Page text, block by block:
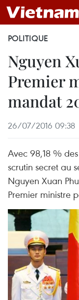
POLITIQUE
Nguyen
Premier
mandat
26/07/2016 09:38
Avec 98,18 %
scrutin secret au
Nguyen Xuan
Premier ministre